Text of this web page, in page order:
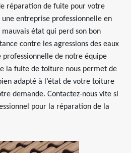
réparation de fuite pour votre
entreprise professionnelle en
état qui perd son bon
contre les agressions des eaux
professionnelle de notre équipe
la fuite de toiture nous permet de
adapté à l’état de votre toiture
demande. Contactez-nous vite si
pour la réparation de la